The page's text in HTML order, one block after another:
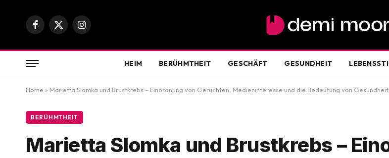
Facebook
X
Instagram
HEIM BERÜHMTHEIT GESCHÄFT GESUNDHEIT
Home » Marietta Slomka und Brustkrebs – Einordnung von Gerüchten, Medieninteresse und die Bedeutung von
BERÜHMTHEIT
Marietta Slomka und Brustkrebs –